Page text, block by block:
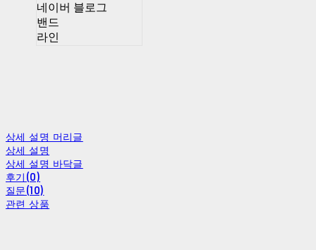
네이버 블로그
밴드
라인
상세 설명 머리글
상세 설명
상세 설명 바닥글
후기(0)
질문(10)
관련 상품